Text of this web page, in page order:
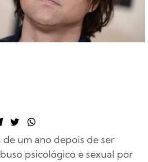
de um ano depois de ser
psicológico e sexual por